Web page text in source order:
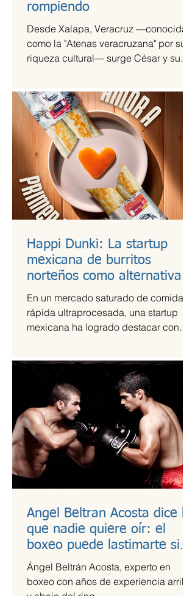
rompiendo
Desde Xalapa, Veracruz —conocida
como la "Atenas veracruzana" por su
riqueza cultural— surge César y su
en la escena de la música de fusión.
Happi Dunki: La startup
mexicana de burritos
norteños como alternativa
nutritiva
En un mercado saturado de comida
rápida ultraprocesada, una startup
mexicana ha logrado destacar con
marca de burritos norteños creada por
la emprendedora Camila García-
Castells, que combina tradición
culinaria con innovación y conciencia
nutricional.
Angel Beltran Acosta dice lo
que nadie quiere oír: el
boxeo puede lastimarte si
no te cuidas
Ángel Beltrán Acosta, experto en
boxeo con años de experiencia arriba